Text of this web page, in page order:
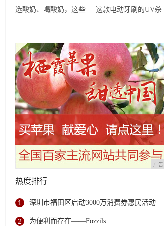
心站欢乐开跑
选酸奶、喝酸奶，这些
这款电动牙刷的UV杀
广告
热度排行
1 深圳市福田区启动3000万消费券惠民活动
2 为便利而存在——Fozzils